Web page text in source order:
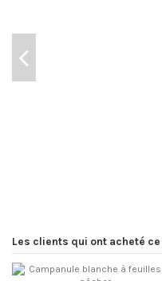
Les clients qui ont acheté